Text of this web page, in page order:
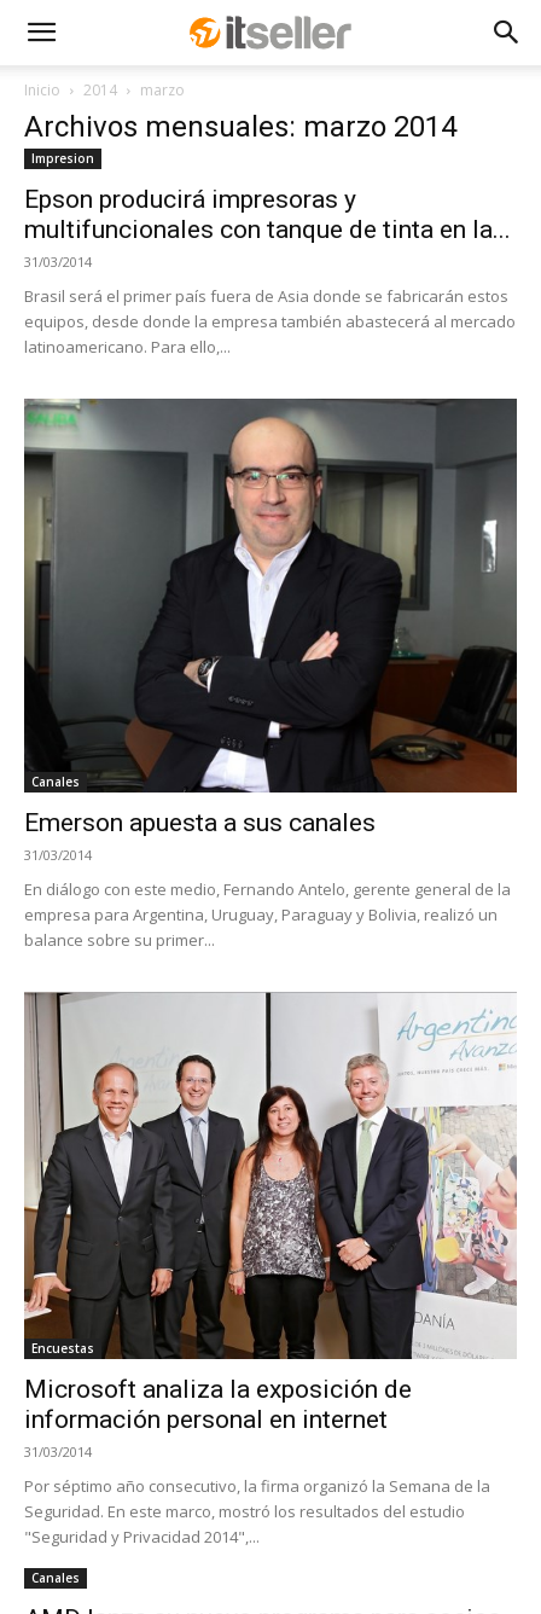
Inicio 2014 marzo
Archivos mensuales: marzo 2014
Impresion
Epson producirá impresoras y
multifuncionales con tanque de tinta en la...
31/03/2014
Brasil será el primer país fuera de Asia donde se fabricarán estos
equipos, desde donde la empresa también abastecerá al mercado
latinoamericano. Para ello,...
Canales
Emerson apuesta a sus canales
31/03/2014
En diálogo con este medio, Fernando Antelo, gerente general de la
empresa para Argentina, Uruguay, Paraguay y Bolivia, realizó un
balance sobre su primer...
Encuestas
Microsoft analiza la exposición de
información personal en internet
31/03/2014
Por séptimo año consecutivo, la firma organizó la Semana de la
Seguridad. En este marco, mostró los resultados del estudio
"Seguridad y Privacidad 2014",...
Canales